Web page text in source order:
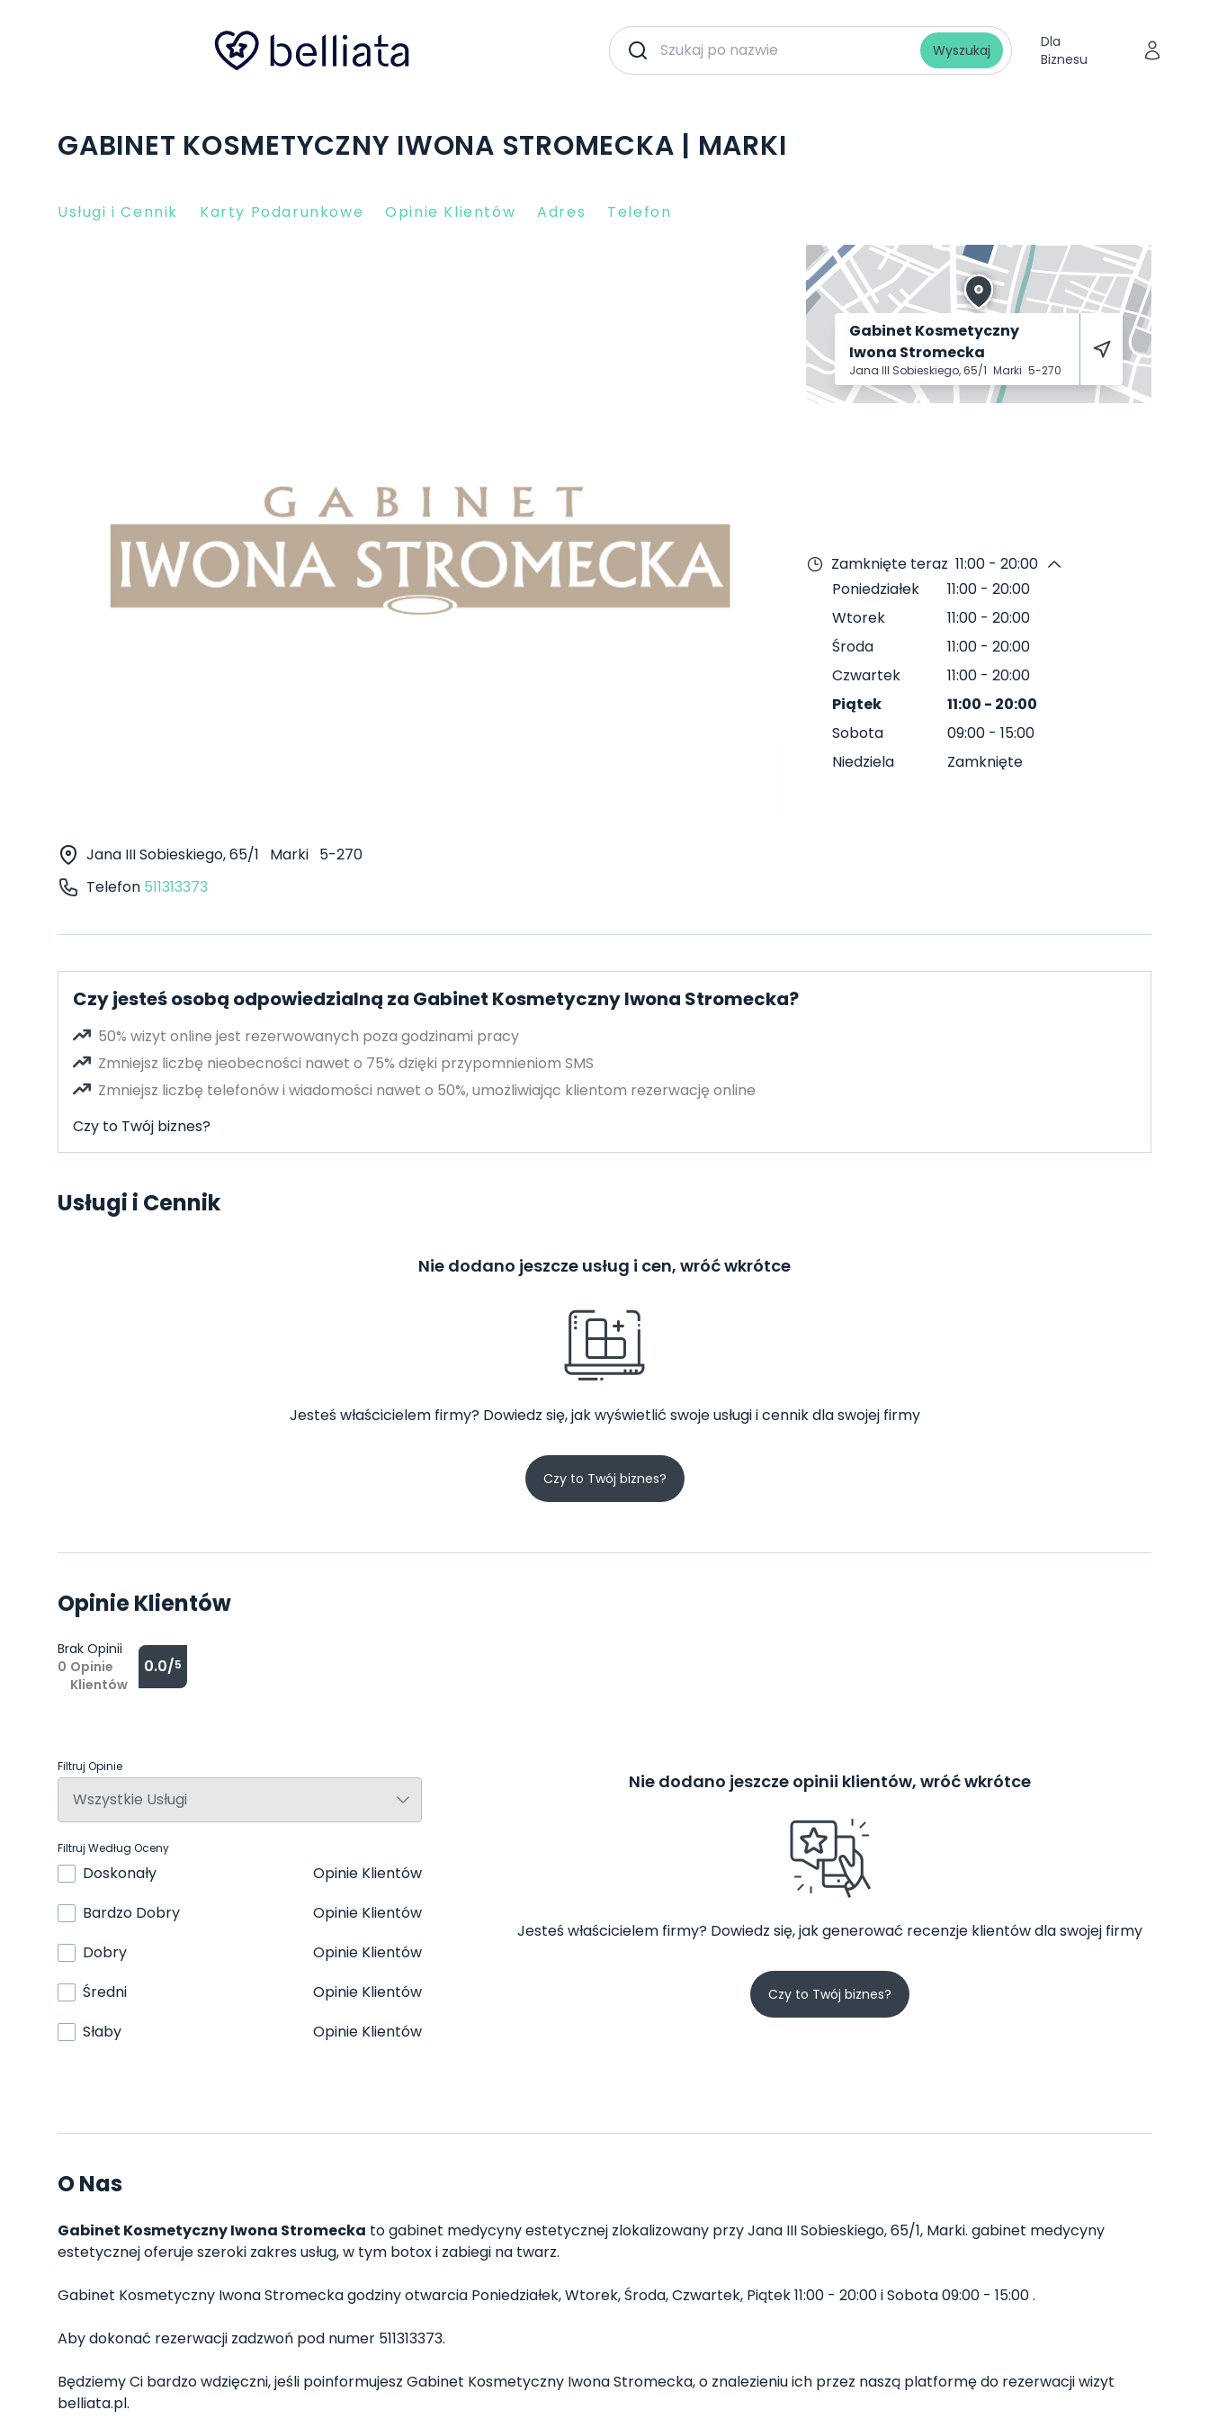
Wyszukaj
Dla
Biznesu
GABINET KOSMETYCZNY IWONA STROMECKA | MARKI
Usługi i Cennik Karty Podarunkowe Opinie Klientów Adres Telefon
Jana III Sobieskiego, 65/1 Marki 5-270
Telefon 511313373
Gabinet Kosmetyczny
Iwona Stromecka
Jana III Sobieskiego, 65/1 Marki 5-270
Zamknięte teraz 11:00 - 20:00
Poniedziałek
11:00 - 20:00
Wtorek
11:00 - 20:00
Środa
11:00 - 20:00
Czwartek
11:00 - 20:00
Piątek
11:00 - 20:00
Sobota
09:00 - 15:00
Niedziela
Zamknięte
Czy jesteś osobą odpowiedzialną za Gabinet Kosmetyczny Iwona Stromecka?
50% wizyt online jest rezerwowanych poza godzinami pracy
Zmniejsz liczbę nieobecności nawet o 75% dzięki przypomnieniom SMS
Zmniejsz liczbę telefonów i wiadomości nawet o 50%, umożliwiając klientom rezerwację online
Czy to Twój biznes?
Usługi i Cennik
Nie dodano jeszcze usług i cen, wróć wkrótce
Jesteś właścicielem firmy? Dowiedz się, jak wyświetlić swoje usługi i cennik dla swojej firmy
Czy to Twój biznes?
Opinie Klientów
Brak Opinii
0 Opinie
Klientów
0.0/5
Filtruj Opinie
Filtruj Według Oceny
Doskonały
Opinie Klientów
Bardzo Dobry
Opinie Klientów
Dobry
Opinie Klientów
Średni
Opinie Klientów
Słaby
Opinie Klientów
Nie dodano jeszcze opinii klientów, wróć wkrótce
Jesteś właścicielem firmy? Dowiedz się, jak generować recenzje klientów dla swojej firmy
Czy to Twój biznes?
O Nas
Gabinet Kosmetyczny Iwona Stromecka to gabinet medycyny estetycznej zlokalizowany przy Jana III Sobieskiego, 65/1, Marki. gabinet medycyny
estetycznej oferuje szeroki zakres usług, w tym botox i zabiegi na twarz.
Gabinet Kosmetyczny Iwona Stromecka godziny otwarcia Poniedziałek, Wtorek, Środa, Czwartek, Piątek 11:00 - 20:00 i Sobota 09:00 - 15:00 .
Aby dokonać rezerwacji zadzwoń pod numer 511313373.
Będziemy Ci bardzo wdzięczni, jeśli poinformujesz Gabinet Kosmetyczny Iwona Stromecka, o znalezieniu ich przez naszą platformę do rezerwacji wizyt
belliata.pl.